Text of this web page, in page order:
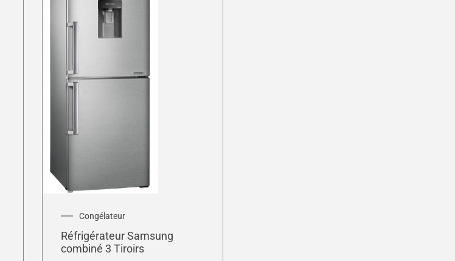
Congélateur
Réfrigérateur Samsung
combiné 3 Tiroirs